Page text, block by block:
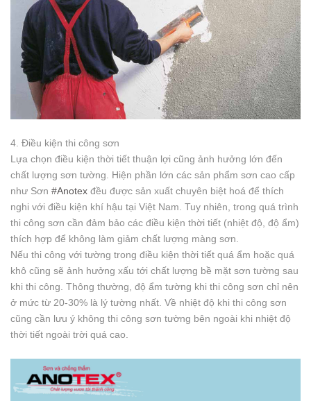
4. Điều kiện thi công sơn
Lựa chọn điều kiện thời tiết thuận lợi cũng ảnh hưởng lớn đến
chất lượng sơn tường. Hiện phần lớn các sản phẩm sơn cao cấp
như Sơn #Anotex đều được sản xuất chuyên biệt hoá để thích
nghi với điều kiện khí hậu tại Việt Nam. Tuy nhiên, trong quá trình
thi công sơn cần đảm bảo các điều kiện thời tiết (nhiệt độ, độ ẩm)
thích hợp để không làm giảm chất lượng màng sơn.
Nếu thi công với tường trong điều kiện thời tiết quá ẩm hoặc quá
khô cũng sẽ ảnh hưởng xấu tới chất lượng bề mặt sơn tường sau
khi thi công. Thông thường, độ ẩm tường khi thi công sơn chỉ nên
ở mức từ 20-30% là lý tường nhất. Về nhiệt độ khi thi công sơn
cũng cần lưu ý không thi công sơn tường bên ngoài khi nhiệt độ
thời tiết ngoài trời quá cao.